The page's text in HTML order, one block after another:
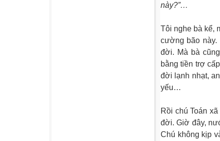
này?”…
Tôi nghe bà kể,
cường bão
đời. Mà bà
bằng tiền trợ
đời lạnh nhạt,
yếu…
Rồi chú Toán
đời. Giờ đây,
Chú không kịp